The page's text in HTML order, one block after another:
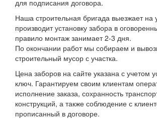
для подписания договора.
Наша строительная бригада выезжает на
производит установку забора в
правило монтаж занимает 2-3 дня.
По окончании работ мы собираем и
строительный мусор с участка.
Цена заборов на сайте указана с учетом
ключ. Гарантируем своим клиентам
исполнение заказа, сохранность
конструкций, а также соблюдение с
прописанный в договоре.